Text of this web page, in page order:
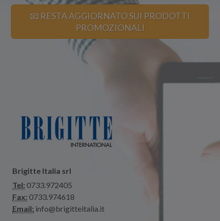
📧 RESTA AGGIORNATO SUI PRODOTTI
PROMOZIONALI
Brigitte Italia srl
Tel: 0733.972405
Fax: 0733.974618
Email: info@brigitteitalia.it